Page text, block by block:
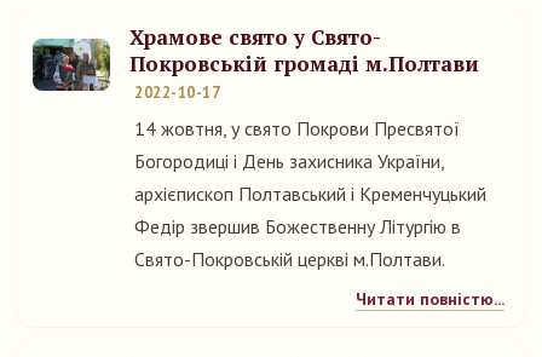
Храмове свято у Свято-
Покровській громаді м.Полтави
2022-10-17
14 жовтня, у свято Покрови Пресвятої
Богородиці і День захисника України,
архієпископ Полтавський і Кременчуцький
Федір звершив Божественну Літургію в
Свято-Покровській церкві м.Полтави.
Читати повністю...